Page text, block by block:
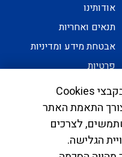
אודותינו
תנאים ואחריות
אבטחת מידע ומדיניות
פרטיות
הסדרי נגישות
ליישם את
טיסות שכר ע"י
האתר עושה שימוש בקבצי Cookies
התאמת האתר
לצרכים
הגלישה.